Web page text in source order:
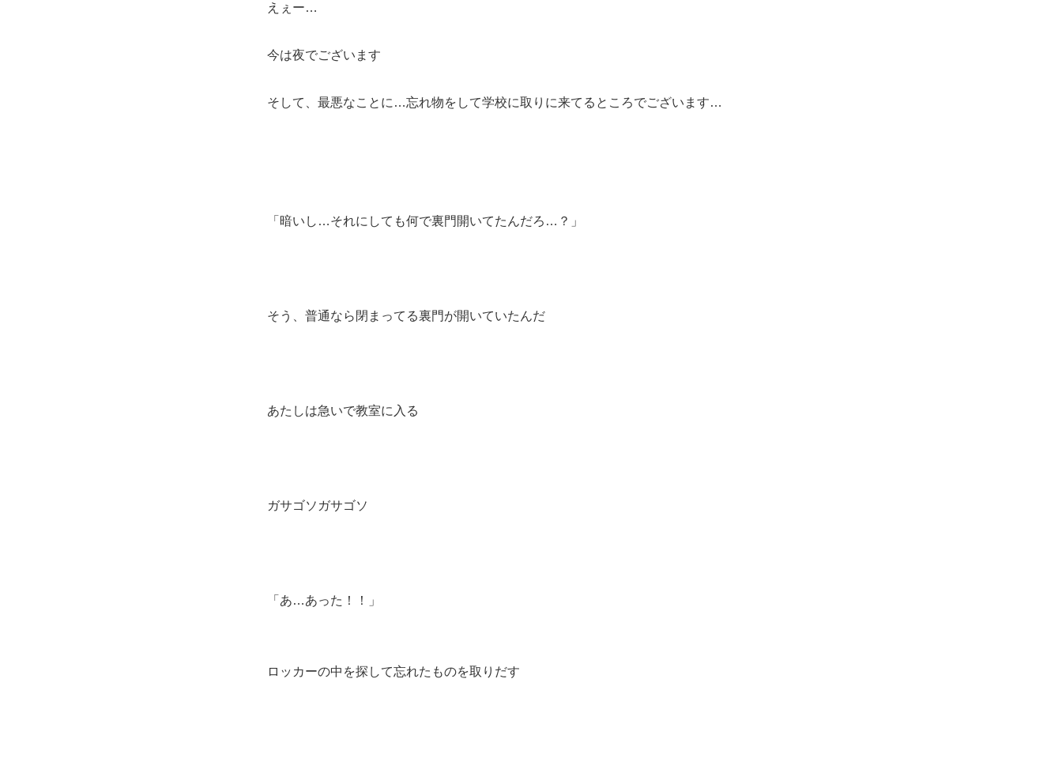
えぇー…
今は夜でございます
そして、最悪なことに…忘れ物をして学校に取りに来てるところでございます…
「暗いし…それにしても何で裏門開いてたんだろ…？」
そう、普通なら閉まってる裏門が開いていたんだ
あたしは急いで教室に入る
ガサゴソガサゴソ
「あ…あった！！」
ロッカーの中を探して忘れたものを取りだす